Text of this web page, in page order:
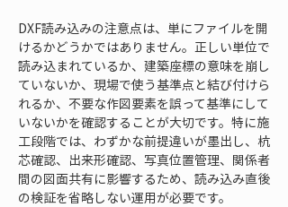
DXF読み込みの注意点は、単にファイルを開
けるかどうかではありません。正しい単位で
読み込まれているか、建築座標の意味を崩し
ていないか、現場で使う基準点と結び付けら
れるか、不要な作図要素を誤って基準にして
いないかを確認することが大切です。特に施
工段階では、わずかな前提違いが墨出し、杭
芯確認、出来形確認、写真位置管理、関係者
間の図面共有に影響するため、読み込み直後
の検証を省略しない運用が必要です。